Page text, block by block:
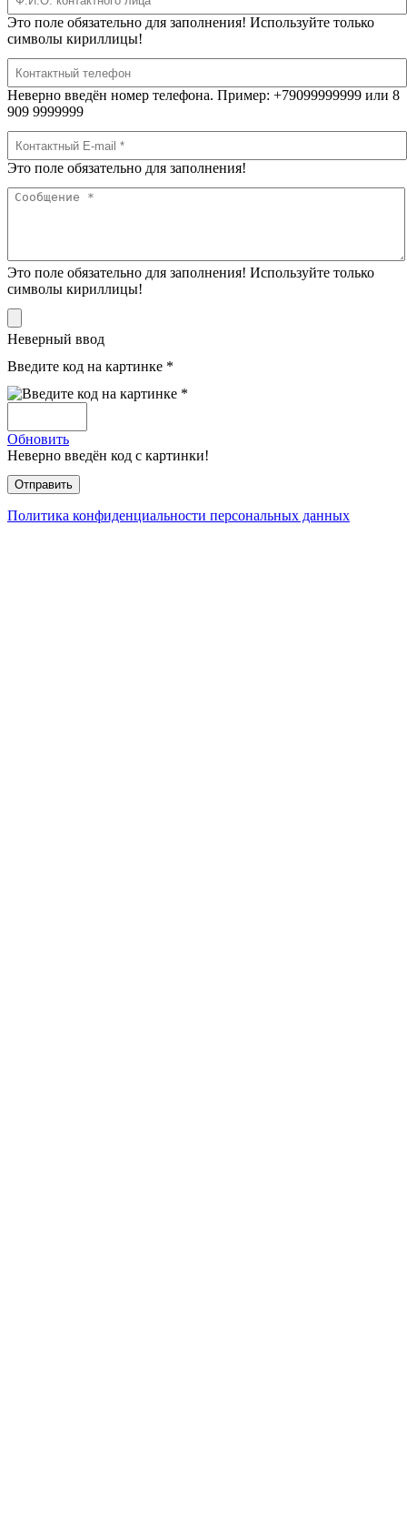
Это поле обязательно для заполнения! Используйте только
символы кириллицы!
Неверно введён номер телефона. Пример: +79099999999 или 8
909 9999999
Это поле обязательно для заполнения!
Это поле обязательно для заполнения! Используйте только
символы кириллицы!
Неверный ввод
Введите код на картинке *
Обновить
Неверно введён код с картинки!
Политика конфиденциальности персональных данных